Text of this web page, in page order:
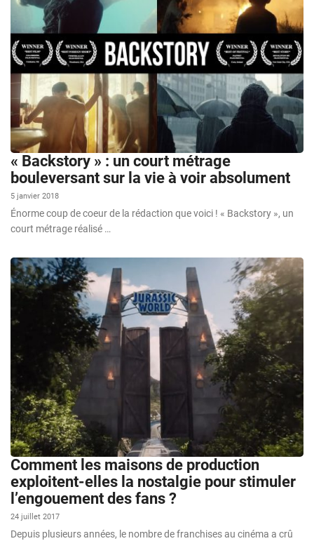
« Backstory » : un court métrage
bouleversant sur la vie à voir absolument
5 janvier 2018
Énorme coup de coeur de la rédaction que voici ! « Backstory », un
court métrage réalisé …
Comment les maisons de production
exploitent-elles la nostalgie pour stimuler
l’engouement des fans ?
24 juillet 2017
Depuis plusieurs années, le nombre de franchises au cinéma a crû